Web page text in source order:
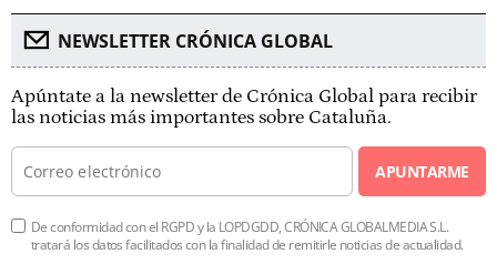
NEWSLETTER CRÓNICA GLOBAL
Apúntate a la newsletter de Crónica Global para recibir
las noticias más importantes sobre Cataluña.
APUNTARME
De conformidad con el RGPD y la LOPDGDD, CRÓNICA GLOBALMEDIA S.L.
tratará los datos facilitados con la finalidad de remitirle noticias de actualidad.